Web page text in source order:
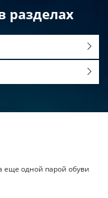
разделах
еще одной парой обуви